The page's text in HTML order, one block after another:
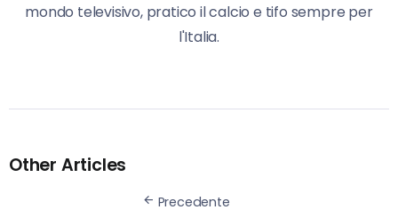
mondo televisivo, pratico il calcio e tifo sempre per
l'Italia.
Other Articles
Precedente